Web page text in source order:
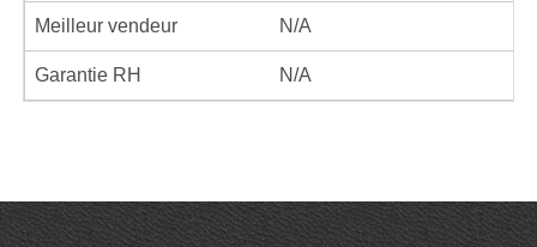
Meilleur vendeur N/A
Garantie RH N/A